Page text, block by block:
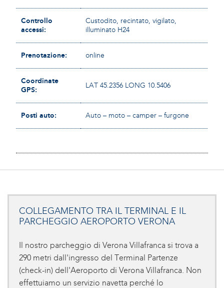
Controllo
accessi:
Custodito, recintato, vigilato,
illuminato H24
Prenotazione: online
Coordinate
GPS:
LAT 45.2356 LONG 10.5406
Posti auto: Auto – moto – camper – furgone
COLLEGAMENTO TRA IL TERMINAL E IL
PARCHEGGIO AEROPORTO VERONA
Il nostro parcheggio di Verona Villafranca si trova a
290 metri dall'ingresso del Terminal Partenze
(check-in) dell'Aeroporto di Verona Villafranca. Non
effettuiamo un servizio navetta perché lo